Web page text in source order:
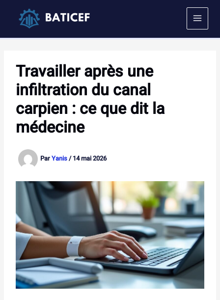
contenu
Travailler après une
infiltration du canal
carpien : ce que dit la
médecine
ParYanis/14 mai 2026